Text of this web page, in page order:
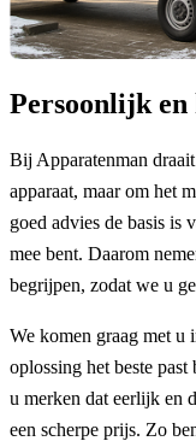
Persoonlijk
Bij Apparatenman
apparaat, maar om het
goed advies de basis is
mee bent. Daarom
begrijpen, zodat we u
We komen graag met u
oplossing het beste
u merken dat eerlijk en
een scherpe prijs. Zo